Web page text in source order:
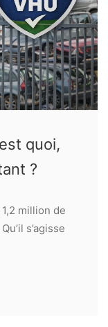
quoi,
?
million de
s’agisse